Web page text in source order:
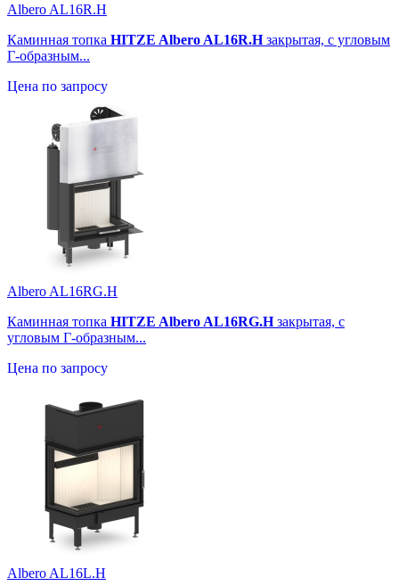
Albero AL16R.H
Каминная топка HITZE Albero AL16R.Hзакрытая, с угловым
Г-образным...
Цена по запросу
Albero AL16RG.H
Каминная топка HITZE Albero AL16RG.Hзакрытая, с
угловым Г-образным...
Цена по запросу
Albero AL16L.H